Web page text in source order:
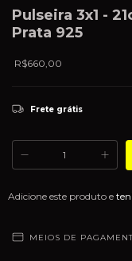
Pulseira 3x1 -
Prata 925
R$660,00
Frete grátis
Adicione este produto e
MEIOS DE